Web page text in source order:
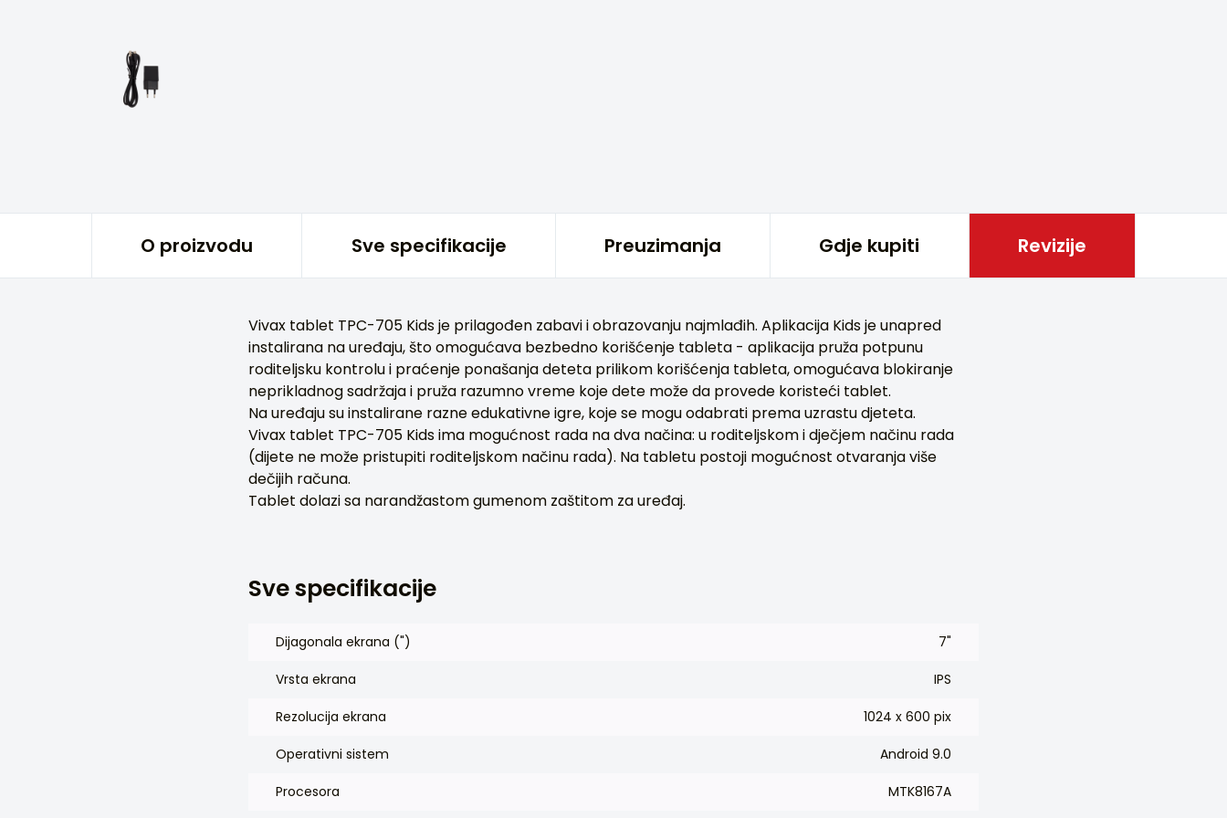
O proizvodu Sve specifikacije Preuzimanja Gdje kupiti Revizije
Vivax tablet TPC-705 Kids je prilagođen zabavi i obrazovanju najmlađih. Aplikacija Kids je unapred
instalirana na uređaju, što omogućava bezbedno korišćenje tableta - aplikacija pruža potpunu
roditeljsku kontrolu i praćenje ponašanja deteta prilikom korišćenja tableta, omogućava blokiranje
neprikladnog sadržaja i pruža razumno vreme koje dete može da provede koristeći tablet.
Na uređaju su instalirane razne edukativne igre, koje se mogu odabrati prema uzrastu djeteta.
Vivax tablet TPC-705 Kids ima mogućnost rada na dva načina: u roditeljskom i dječjem načinu rada
(dijete ne može pristupiti roditeljskom načinu rada). Na tabletu postoji mogućnost otvaranja više
dečijih računa.
Tablet dolazi sa narandžastom gumenom zaštitom za uređaj.
Sve specifikacije
Dijagonala ekrana (") 7"
Vrsta ekrana IPS
Rezolucija ekrana 1024 x 600 pix
Operativni sistem Android 9.0
Procesora MTK8167A